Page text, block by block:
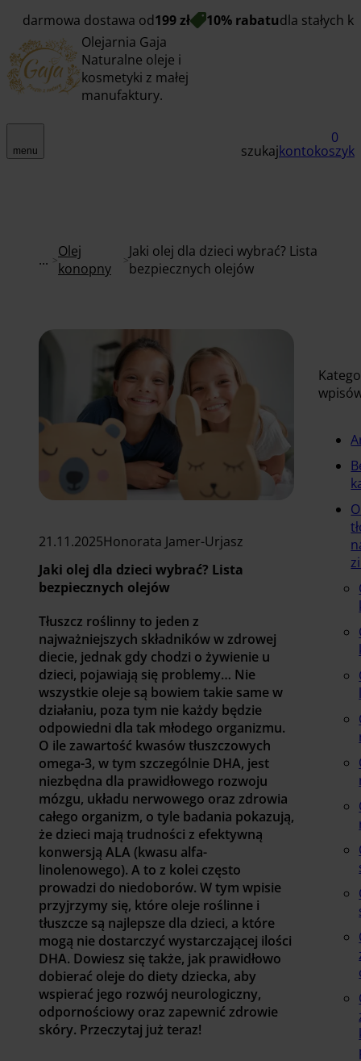
darmowa dostawa od199 zł 10% rabatudla stałych
Olejarnia Gaja
Naturalne oleje i
kosmetyki z małej
manufaktury.
menu szukajkonto
0
koszyk
...
Olej
konopny
Jaki olej dla dzieci wybrać? Lista
bezpiecznych olejów
21.11.2025Honorata Jamer-Urjasz
Jaki olej dla dzieci wybrać? Lista
bezpiecznych olejów
Tłuszcz roślinny to jeden z
najważniejszych składników w zdrowej
diecie, jednak gdy chodzi o żywienie u
dzieci, pojawiają się problemy… Nie
wszystkie oleje są bowiem takie same w
działaniu, poza tym nie każdy będzie
odpowiedni dla tak młodego organizmu.
O ile zawartość kwasów tłuszczowych
omega-3, w tym szczególnie DHA, jest
niezbędna dla prawidłowego rozwoju
mózgu, układu nerwowego oraz zdrowia
całego organizm, o tyle badania pokazują,
że dzieci mają trudności z efektywną
konwersją ALA (kwasu alfa-
linolenowego). A to z kolei często
prowadzi do niedoborów. W tym wpisie
przyjrzymy się, które oleje roślinne i
tłuszcze są najlepsze dla dzieci, a które
mogą nie dostarczyć wystarczającej ilości
DHA. Dowiesz się także, jak prawidłowo
dobierać oleje do diety dziecka, aby
wspierać jego rozwój neurologiczny,
odpornościowy oraz zapewnić zdrowie
skóry. Przeczytaj już teraz!